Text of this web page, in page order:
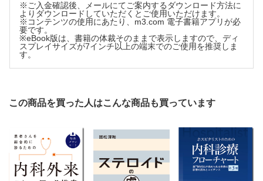
※ご入金確認後、メールにてご案内するダウンロード方法に
よりダウンロードしていただくとご使用いただけます。
※コンテンツの使用にあたり、m3.com 電子書籍アプリが必
要です。
※eBook版は、書籍の体裁そのままで表示しますので、ディ
スプレイサイズが7インチ以上の端末でのご使用を推奨しま
す。
この商品を買った人はこんな商品も買っています